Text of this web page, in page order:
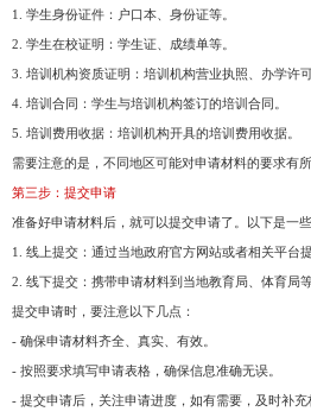
1. 学生身份证件：户口本、身份证等。
2. 学生在校证明：学生证、成绩单等。
3. 培训机构资质证明：培训机构营业执照、办学许可
4. 培训合同：学生与培训机构签订的培训合同。
5. 培训费用收据：培训机构开具的培训费用收据。
需要注意的是，不同地区可能对申请材料的要求有
第三步：提交申请
准备好申请材料后，就可以提交申请了。以下是一
1. 线上提交：通过当地政府官方网站或者相关平台提
2. 线下提交：携带申请材料到当地教育局、体育局
提交申请时，要注意以下几点：
- 确保申请材料齐全、真实、有效。
- 按照要求填写申请表格，确保信息准确无误。
- 提交申请后，关注申请进度，如有需要，及时补充